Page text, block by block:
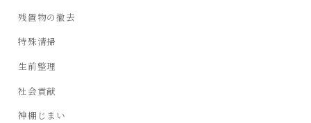
残置物の撤去
特殊清掃
生前整理
社会貢献
神棚じまい